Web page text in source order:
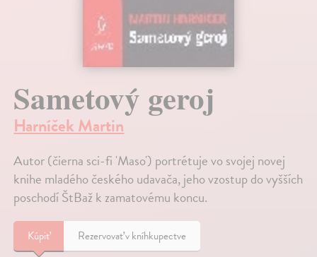
Sametový geroj
Harníček Martin
Autor (čierna sci-fi 'Maso') portrétuje vo svojej novej
knihe mladého českého udavača, jeho vzostup do vyšších
poschodí ŠtBaž k zamatovému koncu.
Kúpiť Rezervovať v kníhkupectve